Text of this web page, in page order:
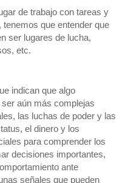
de trabajo con tareas y
que entender que
ser lugares de lucha,
etc.
indican que algo
aún más complejas
las luchas de poder y las
el dinero y los
para comprender los
decisiones importantes,
ante
señales que pueden